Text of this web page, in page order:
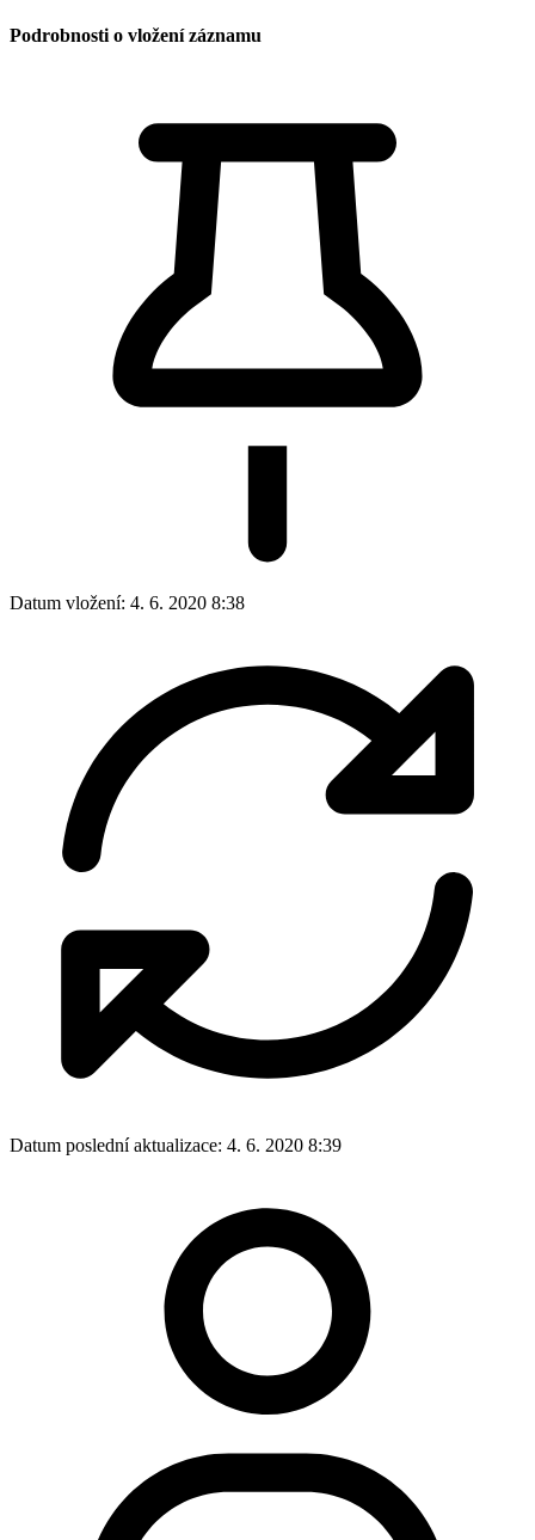
Podrobnosti o vložení záznamu
Datum vložení: 4. 6. 2020 8:38
Datum poslední aktualizace: 4. 6. 2020 8:39